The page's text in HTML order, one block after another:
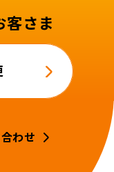
客さま
わせ